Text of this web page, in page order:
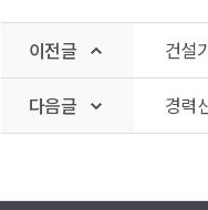
이전글 건설
다음글 경력